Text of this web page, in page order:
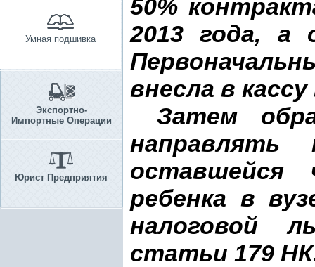
Умная подшивка
Экспортно-
Импортные Операции
Юрист Предприятия
50%
2013 года, а
внесла в кассу
Затем
оставшейся
ребенка в
налоговой
статьи 179